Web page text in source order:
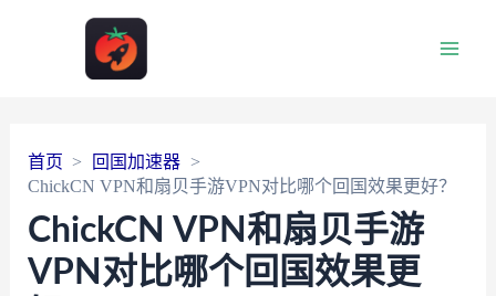
首页
回国加速器
ChickCN VPN和扇贝手游VPN对比哪个回国效果更好？
ChickCN VPN和扇贝手游
VPN对比哪个回国效果更